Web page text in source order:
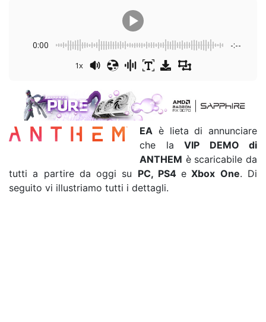
0:00 -:--
1x
EA è lieta di annunciare
che la VIP DEMO di
ANTHEM è scaricabile da
tutti a partire da oggi su PC, PS4e Xbox One. Di
seguito vi illustriamo tutti i dettagli.